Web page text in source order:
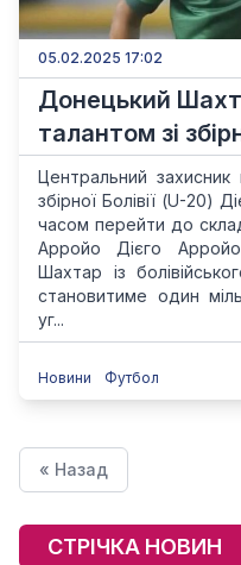
05.02.2025 17:02
Донецький
талантом зі
Центральний
збірної Болівії (U-20)
часом перейти до
Арройо Дієго
Шахтар із
становитиме один
уг...
Новини Футбол
« Назад
СТРІЧКА НОВИН